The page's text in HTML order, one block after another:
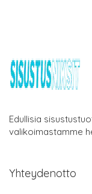
Edullisia
valikoimastamme
Yhteydenotto